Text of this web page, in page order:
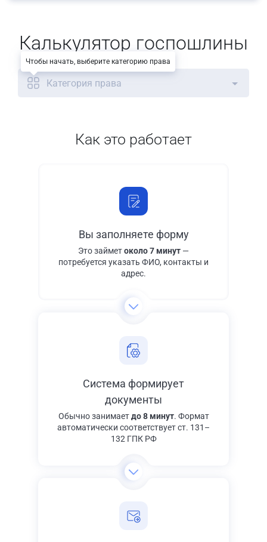
Калькулятор госпошлины
Категория права
Как это работает
Вы заполняете форму
Это займетоколо 7 минут —
потребуется указать ФИО, контакты и
адрес.
Система формирует
документы
Обычно занимаетдо 8 минут. Формат
автоматически соответствует ст. 131–
132 ГПК РФ
Чтобы начать, выберите категорию права